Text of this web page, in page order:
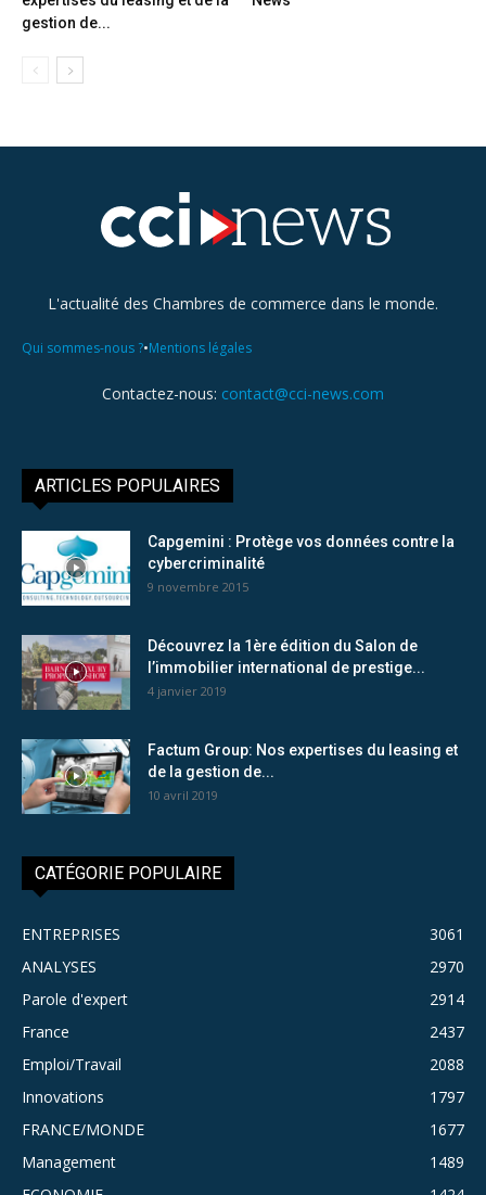
gestion de...
L'actualité des Chambres de commerce dans le monde.
Qui sommes-nous ?•Mentions légales
Contactez-nous: contact@cci-news.com
ARTICLES POPULAIRES
Capgemini : Protège vos données contre la
cybercriminalité
9 novembre 2015
Découvrez la 1ère édition du Salon de
l’immobilier international de prestige...
4 janvier 2019
Factum Group: Nos expertises du leasing et
de la gestion de...
10 avril 2019
CATÉGORIE POPULAIRE
ENTREPRISES
3061
ANALYSES
2970
Parole d'expert
2914
France
2437
Emploi/Travail
2088
Innovations
1797
FRANCE/MONDE
1677
Management
1489